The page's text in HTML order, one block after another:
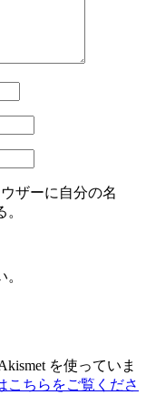
ザーに自分の名
を使っていま
こちらをご覧くださ